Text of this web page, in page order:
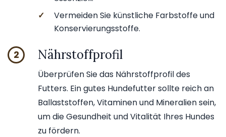
✓
Vermeiden Sie künstliche Farbstoffe und
Konservierungsstoffe.
2 Nährstoffprofil
Überprüfen Sie das Nährstoffprofil des
Futters. Ein gutes Hundefutter sollte reich an
Ballaststoffen, Vitaminen und Mineralien sein,
um die Gesundheit und Vitalität Ihres Hundes
zu fördern.